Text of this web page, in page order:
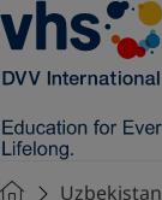
Uzbekistan